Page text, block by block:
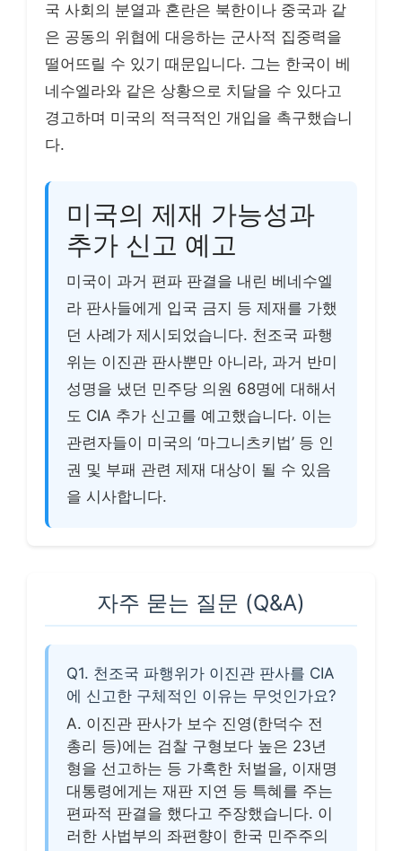
국 사회의 분열과 혼란은 북한이나 중국과 같
은 공동의 위협에 대응하는 군사적 집중력을
떨어뜨릴 수 있기 때문입니다. 그는 한국이 베
네수엘라와 같은 상황으로 치달을 수 있다고
경고하며 미국의 적극적인 개입을 촉구했습니
다.
미국의 제재 가능성과
추가 신고 예고
미국이 과거 편파 판결을 내린 베네수엘
라 판사들에게 입국 금지 등 제재를 가했
던 사례가 제시되었습니다. 천조국 파행
위는 이진관 판사뿐만 아니라, 과거 반미
성명을 냈던 민주당 의원 68명에 대해서
도 CIA 추가 신고를 예고했습니다. 이는
관련자들이 미국의 ‘마그니츠키법’ 등 인
권 및 부패 관련 제재 대상이 될 수 있음
을 시사합니다.
자주 묻는 질문 (Q&A)
Q1. 천조국 파행위가 이진관 판사를 CIA
에 신고한 구체적인 이유는 무엇인가요?
A. 이진관 판사가 보수 진영(한덕수 전
총리 등)에는 검찰 구형보다 높은 23년
형을 선고하는 등 가혹한 처벌을, 이재명
대통령에게는 재판 지연 등 특혜를 주는
편파적 판결을 했다고 주장했습니다. 이
러한 사법부의 좌편향이 한국 민주주의